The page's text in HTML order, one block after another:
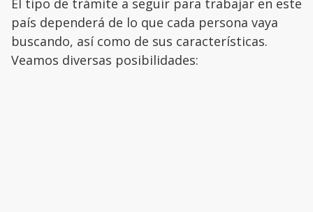
El tipo de trámite a seguir para trabajar en este
país dependerá de lo que cada persona vaya
buscando, así como de sus características.
Veamos diversas posibilidades: